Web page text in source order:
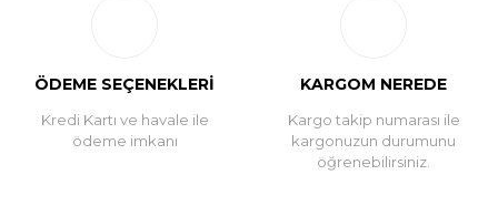
ÖDEME SEÇENEKLERİ
Kredi Kartı ve havale ile
ödeme imkanı
KARGOM NEREDE
Kargo takip numarası ile
kargonuzun durumunu
öğrenebilirsiniz.